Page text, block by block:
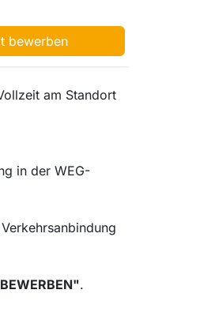
bewerben
am Standort
in der WEG-
.